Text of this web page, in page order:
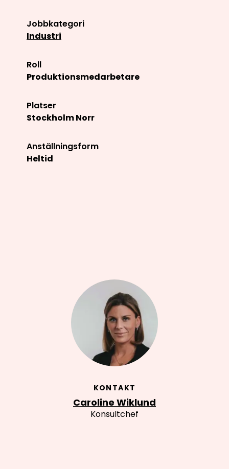
Jobbkategori
Industri
Roll
Produktionsmedarbetare
Platser
Stockholm Norr
Anställningsform
Heltid
KONTAKT
Caroline Wiklund
Konsultchef